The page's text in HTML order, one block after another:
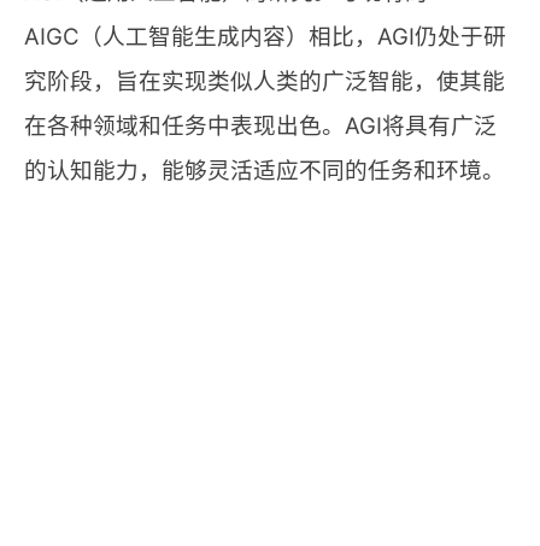
AIGC（人工智能生成内容）相比，AGI仍处于研
究阶段，旨在实现类似人类的广泛智能，使其能
在各种领域和任务中表现出色。AGI将具有广泛
的认知能力，能够灵活适应不同的任务和环境​。